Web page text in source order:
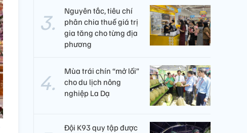
Nguyên tắc, tiêu chí
phân chia thuế giá trị
gia tăng cho từng địa
phương
Mùa trái chín “mở lối”
cho du lịch nông
nghiệp La Dạ
Đội K93 quy tập được